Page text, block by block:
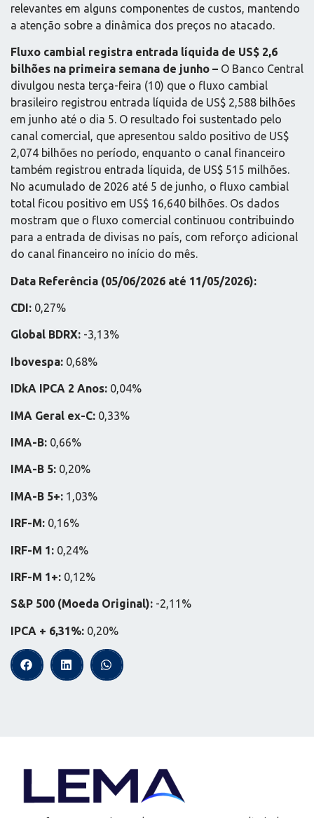
relevantes em alguns componentes de custos, mantendo
a atenção sobre a dinâmica dos preços no atacado.
Fluxo cambial registra entrada líquida de US$ 2,6
bilhões na primeira semana de junho – O Banco Central
divulgou nesta terça-feira (10) que o fluxo cambial
brasileiro registrou entrada líquida de US$ 2,588 bilhões
em junho até o dia 5. O resultado foi sustentado pelo
canal comercial, que apresentou saldo positivo de US$
2,074 bilhões no período, enquanto o canal financeiro
também registrou entrada líquida, de US$ 515 milhões.
No acumulado de 2026 até 5 de junho, o fluxo cambial
total ficou positivo em US$ 16,640 bilhões. Os dados
mostram que o fluxo comercial continuou contribuindo
para a entrada de divisas no país, com reforço adicional
do canal financeiro no início do mês.
Data Referência (05/06/2026 até 11/05/2026):
CDI: 0,27%
Global BDRX: -3,13%
Ibovespa: 0,68%
IDkA IPCA 2 Anos: 0,04%
IMA Geral ex-C: 0,33%
IMA-B: 0,66%
IMA-B 5: 0,20%
IMA-B 5+: 1,03%
IRF-M: 0,16%
IRF-M 1: 0,24%
IRF-M 1+: 0,12%
S&P 500 (Moeda Original): -2,11%
IPCA + 6,31%: 0,20%